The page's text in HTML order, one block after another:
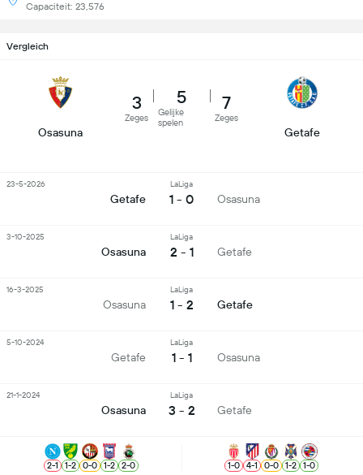
Capaciteit: 23,576
Vergleich
Osasuna
3
Zeges
5
Gelijke
spelen
7
Zeges
Getafe
Getafe
LaLiga
1 - 0 Osasuna
23-5-2026
Osasuna
LaLiga
2 - 1 Getafe
3-10-2025
Osasuna
LaLiga
1 - 2 Getafe
16-3-2025
Getafe
LaLiga
1 - 1 Osasuna
5-10-2024
Osasuna
LaLiga
3 - 2 Getafe
21-1-2024
2-1 1-2 0-0 1-2 2-0 1-0 4-1 0-0 1-2 1-0